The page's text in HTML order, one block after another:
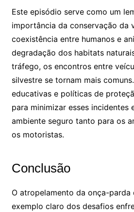
Este episódio serve como um
importância da conservação da
coexistência entre humanos e
degradação dos habitats
tráfego, os encontros entre
silvestre se tornam mais
educativas e políticas de
para minimizar esses incidentes
ambiente seguro tanto para os
os motoristas.
Conclusão
O atropelamento da onça-parda
exemplo claro dos desafios